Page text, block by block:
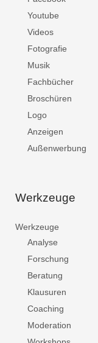
Youtube
Videos
Fotografie
Musik
Fachbücher
Broschüren
Logo
Anzeigen
Außenwerbung
Werkzeuge
Werkzeuge
Analyse
Forschung
Beratung
Klausuren
Coaching
Moderation